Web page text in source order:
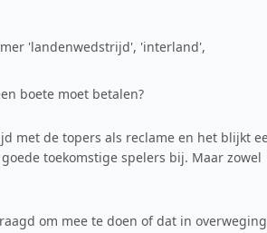
'landenwedstrijd', 'interland',
boete moet betalen?
met de topers als reclame en het blijkt
toekomstige spelers bij. Maar zowel
om mee te doen of dat in overweging